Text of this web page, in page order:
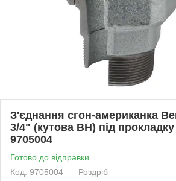
З'єднання сгон-американка
3/4" (кутова ВН) під прокладку
9705004
Готово до відправки
Код: 9705004
Роздріб